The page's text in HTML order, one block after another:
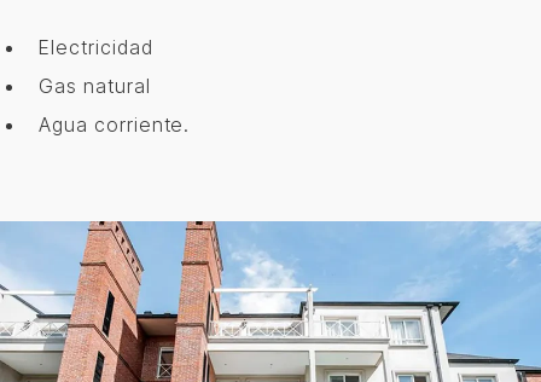
Electricidad
Gas natural
Agua corriente.